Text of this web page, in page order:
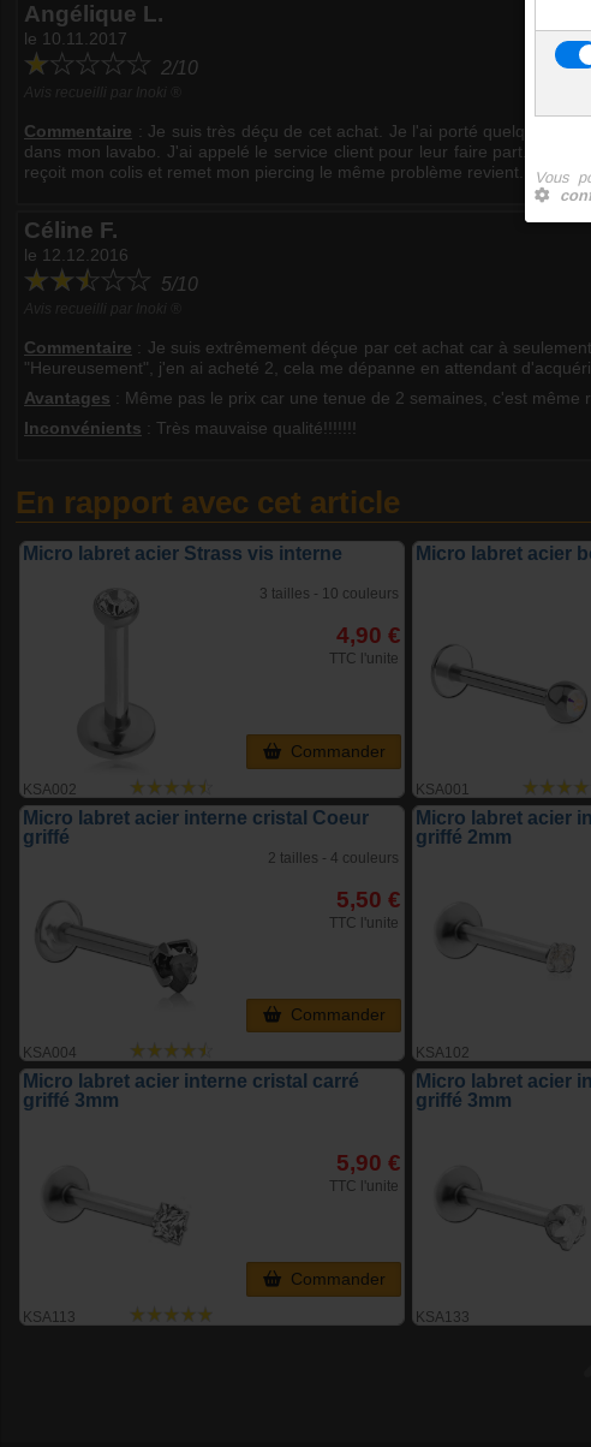
Angélique L.
le 10.11.2017
2/10
Commentaire : Je suis très déçu de cet achat. Je l'ai porté quelques
dans mon lavabo. J'ai appelé le service client pour leur faire part. On
reçoit mon colis et remet mon piercing le même problème revient. Je me
Céline F.
le 12.12.2016
5/10
Commentaire : Je suis extrêmement déçue par cet achat car à
"Heureusement", j'en ai acheté 2, cela me dépanne en attendant
Avantages : Même pas le prix car une tenue de 2 semaines, c'est même
Inconvénients : Très mauvaise qualité!!!!!!!
En rapport avec cet article
Micro labret acier Strass vis interne
KSA002
3 tailles - 10 couleurs
4,90 €
TTC l'unite
Commander
Micro labret acier
KSA001
Micro labret acier interne cristal Coeur
griffé
KSA004
2 tailles - 4 couleurs
5,50 €
TTC l'unite
Commander
Micro labret acier
griffé 2mm
KSA102
Micro labret acier interne cristal carré
griffé 3mm
KSA113
5,90 €
TTC l'unite
Commander
Micro labret acier
griffé 3mm
KSA133